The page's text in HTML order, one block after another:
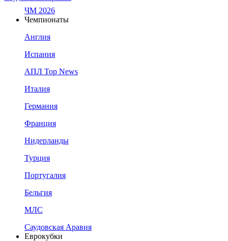
ЧМ 2026
Чемпионаты
Англия
Испания
АПЛ Top News
Италия
Германия
Франция
Нидерланды
Турция
Португалия
Бельгия
МЛС
Саудовская Аравия
Еврокубки